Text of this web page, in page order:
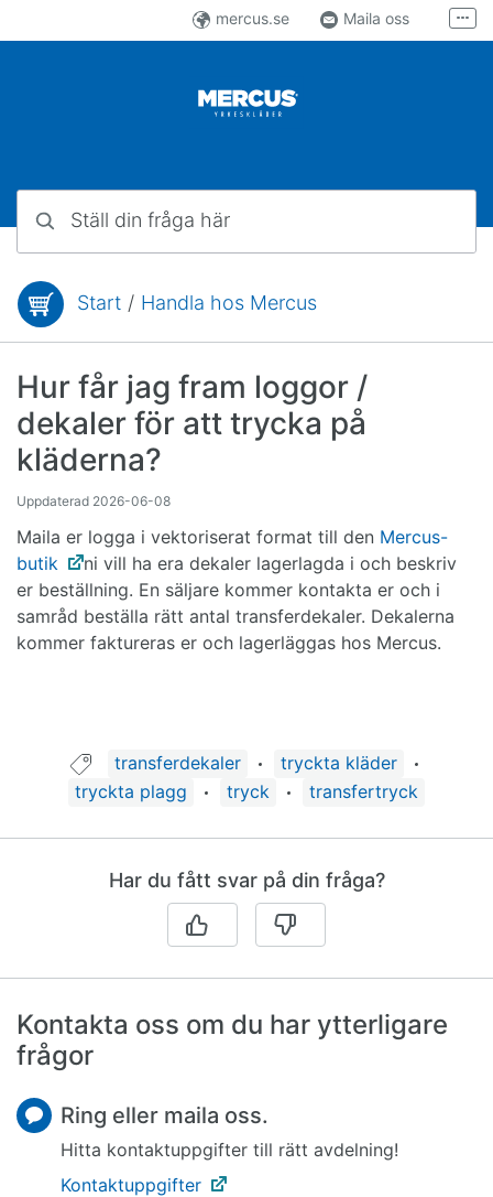
mercus.se
Maila oss
Fler
Du är här:Start / Handla hos Mercus
Hur får jag fram loggor /
dekaler för att trycka på
kläderna?
Uppdaterad 2026-06-08
Maila er logga i vektoriserat format till den Mercus-
butik
ni vill ha era dekaler lagerlagda i och beskriv
er beställning. En säljare kommer kontakta er och i
samråd beställa rätt antal transferdekaler. Dekalerna
kommer faktureras er och lagerläggas hos Mercus.
Guide taggad med:
transferdekaler
tryckta kläder
tryckta plagg
tryck transfertryck
Har du fått svar på din fråga?
Kontakta oss om du har ytterligare
frågor
Ring eller maila oss.
Hitta kontaktuppgifter till rätt avdelning!
Kontaktuppgifter